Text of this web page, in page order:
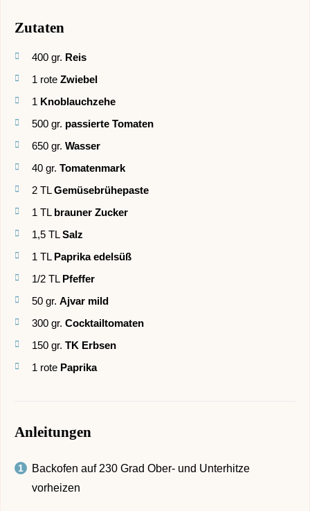
Zutaten
400 gr. Reis
1 rote Zwiebel
1 Knoblauchzehe
500 gr. passierte Tomaten
650 gr. Wasser
40 gr. Tomatenmark
2 TL Gemüsebrühepaste
1 TL brauner Zucker
1,5 TL Salz
1 TL Paprika edelsüß
1/2 TL Pfeffer
50 gr. Ajvar mild
300 gr. Cocktailtomaten
150 gr. TK Erbsen
1 rote Paprika
Anleitungen
Backofen auf 230 Grad Ober- und Unterhitze
vorheizen